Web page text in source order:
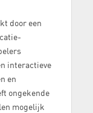
door een
interactieve
en
ongekende
mogelijk